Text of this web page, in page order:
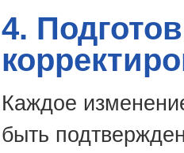
4.
Каждое
быть